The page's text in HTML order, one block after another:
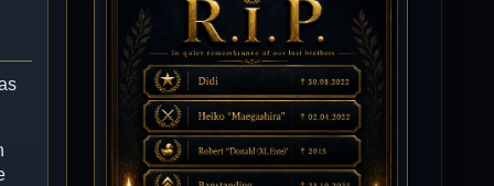
DieWildeHilde
10.07.2026 / 10:08
Hallo meine Lieben!
Isimiyaki
10.07.2026 / 00:34
Alles gute chickpea